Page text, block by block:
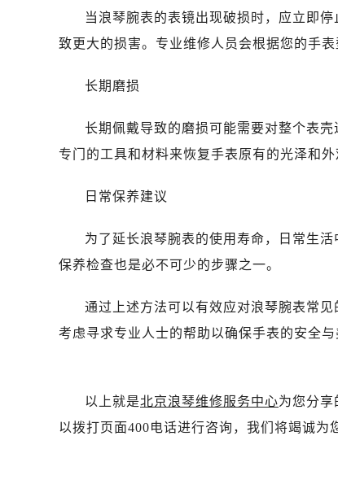
当浪琴腕表的表镜出现破损时，应立即
致更大的损害。专业维修人员会根据您的手
长期磨损
长期佩戴导致的磨损可能需要对整个表
专门的工具和材料来恢复手表原有的光泽和外
日常保养建议
为了延长浪琴腕表的使用寿命，日常生
保养检查也是必不可少的步骤之一。
通过上述方法可以有效应对浪琴腕表常
考虑寻求专业人士的帮助以确保手表的安全与
以上就是北京浪琴维修服务中心为您分享
以拨打页面400电话进行咨询，我们将竭诚为